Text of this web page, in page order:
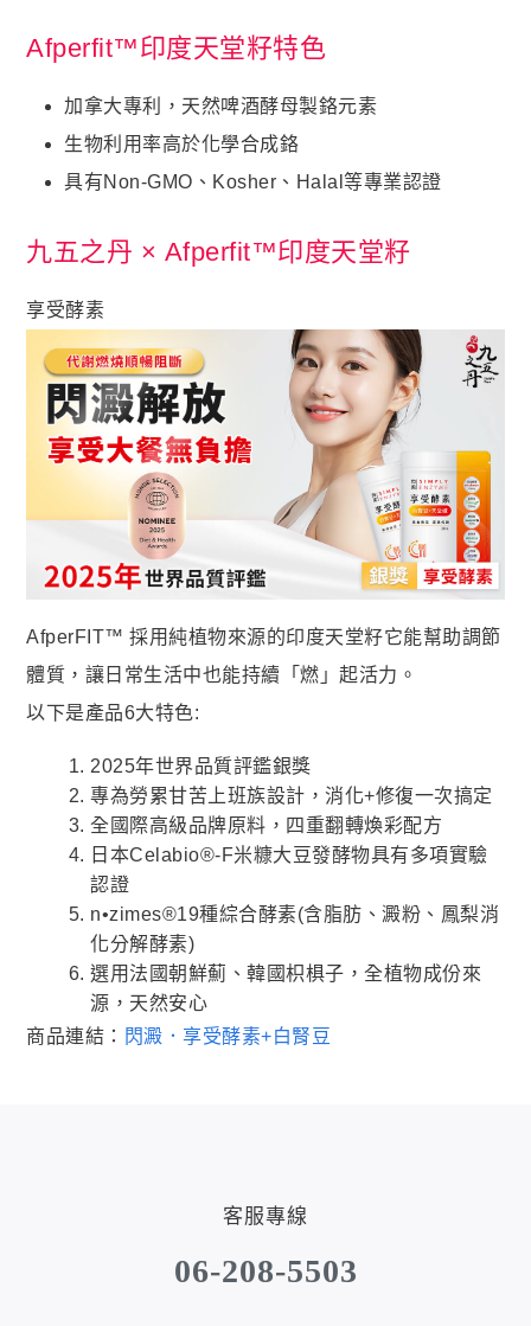
黑帝．生物素+鋅+鐵+白首烏
九五闆闆的蝦皮套件
蝦皮全站廣告工具
蝦皮賣家輔助工具
蝦皮黑名單平台
社群平台
FB粉絲團
06-2085503
Afperfit™印度天堂籽特色
加拿大專利，天然啤酒酵母製鉻元素​
生物利用率高於化學合成鉻​
具有Non-GMO、Kosher、Halal等專業認證​
九五之丹 × Afperfit™印度天堂籽
享受酵素
AfperFIT™ 採用純植物來源的印度天堂籽它能幫助調節
體質，讓日常生活中也能持續「燃」起活力。
以下是產品6大特色:
2025年世界品質評鑑銀獎
專為勞累甘苦上班族設計，消化+修復一次搞定
全國際高級品牌原料，四重翻轉煥彩配方
日本Celabio®-F米糠大豆發酵物具有多項實驗
認證
n•zimes®19種綜合酵素(含脂肪、澱粉、鳳梨消
化分解酵素)
選用法國朝鮮薊、韓國枳椇子，全植物成份來
源，天然安心
商品連結： 閃澱．享受酵素+白腎豆
客服專線
06-208-5503